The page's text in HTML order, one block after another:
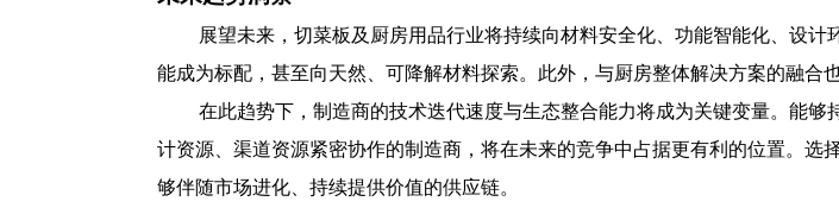
展望未来，切菜板及厨房用品行业将持续向材料安全化、功能智能化、设
能成为标配，甚至向天然、可降解材料探索。此外，与厨房整体解决方案的融合
在此趋势下，制造商的技术迭代速度与生态整合能力将成为关键变量。能
计资源、渠道资源紧密协作的制造商，将在未来的竞争中占据更有利的位置。
够伴随市场进化、持续提供价值的供应链。